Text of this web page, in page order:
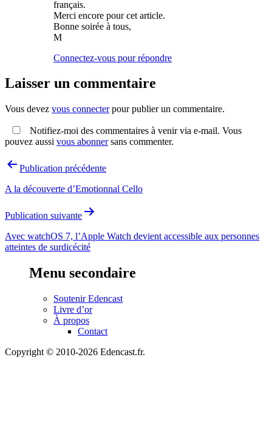
français.
Merci encore pour cet article.
Bonne soirée à tous,
M
Connectez-vous pour répondre
Laisser un commentaire
Vous devez vous connecterpour publier un commentaire.
Notifiez-moi des commentaires à venir via e-mail. Vous
pouvez aussi vous abonnersans commenter.
Navigation
l’article
Publication précédente
A la découverte d’Emotionnal Cello
Publication suivante
Avec watchOS 7, l’Apple Watch devient accessible aux personnes
atteintes de surdicécité
Menu secondaire
Soutenir Edencast
Livre d’or
À propos
Contact
Copyright © 2010-2026 Edencast.fr.